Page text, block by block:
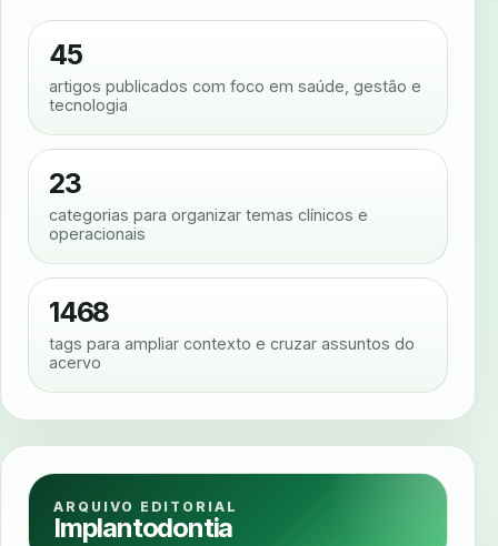
45
artigos publicados com foco em saúde, gestão e
tecnologia
23
categorias para organizar temas clínicos e
operacionais
1468
tags para ampliar contexto e cruzar assuntos do
acervo
ARQUIVO EDITORIAL
Implantodontia